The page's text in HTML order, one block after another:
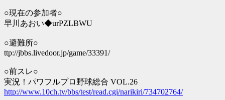
○現在の参加者○
早川あおい◆urPZLBWU
○避難所○
ttp://jbbs.livedoor.jp/game/33391/
○前スレ○
実況！パワフルプロ野球総合 VOL.26
http://www.10ch.tv/bbs/test/read.cgi/narikiri/734702764/